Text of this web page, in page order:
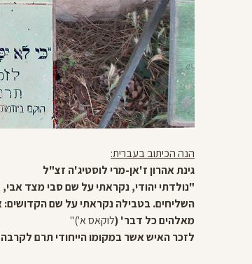
הנה הכיתוב בעברית:
גינת אהרון ז'אן-מרי לוסטיג'ה זצ"ל
"נולדתי יהודי, נקראתי על שם סבי מצד אבי,
השליחים. בטבילה נקראתי על שם הקדושים:
מאלהים כל דבר' (לוקאס א')"
לזכר האיש אשר במקומו הייחודי תרם לקרבה